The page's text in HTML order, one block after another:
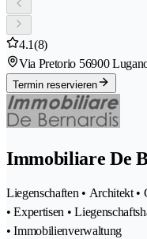
4.1(8)
Via Pretorio 56900
Termin reservieren
Immobiliare De
Liegenschaften • Architekt •
• Expertisen •
• Immobilienverwaltung